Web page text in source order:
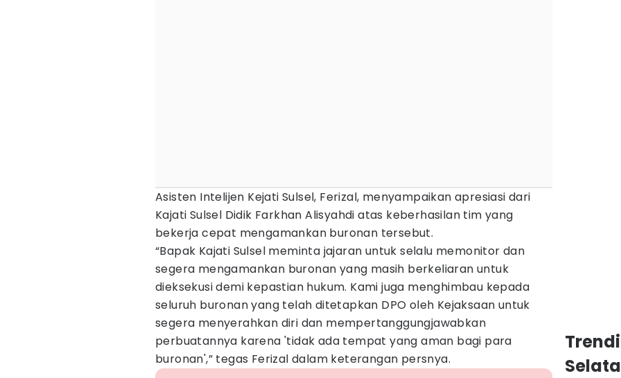
Asisten Intelijen Kejati Sulsel, Ferizal, menyampaikan apresiasi dari
Kajati Sulsel Didik Farkhan Alisyahdi atas keberhasilan tim yang
bekerja cepat mengamankan buronan tersebut.
“Bapak Kajati Sulsel meminta jajaran untuk selalu memonitor dan
segera mengamankan buronan yang masih berkeliaran untuk
dieksekusi demi kepastian hukum. Kami juga menghimbau kepada
seluruh buronan yang telah ditetapkan DPO oleh Kejaksaan untuk
segera menyerahkan diri dan mempertanggungjawabkan
perbuatannya karena 'tidak ada tempat yang aman bagi para
buronan',” tegas Ferizal dalam keterangan persnya.